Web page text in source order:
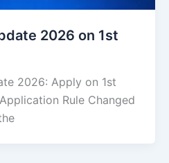
2026 on 1st
2026: Apply on 1st
Rule Changed